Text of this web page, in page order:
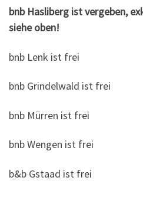
bnb Hasliberg ist vergeben,
siehe oben!
bnb Lenk ist frei
bnb Grindelwald ist frei
bnb Mürren ist frei
bnb Wengen ist frei
b&b Gstaad ist frei